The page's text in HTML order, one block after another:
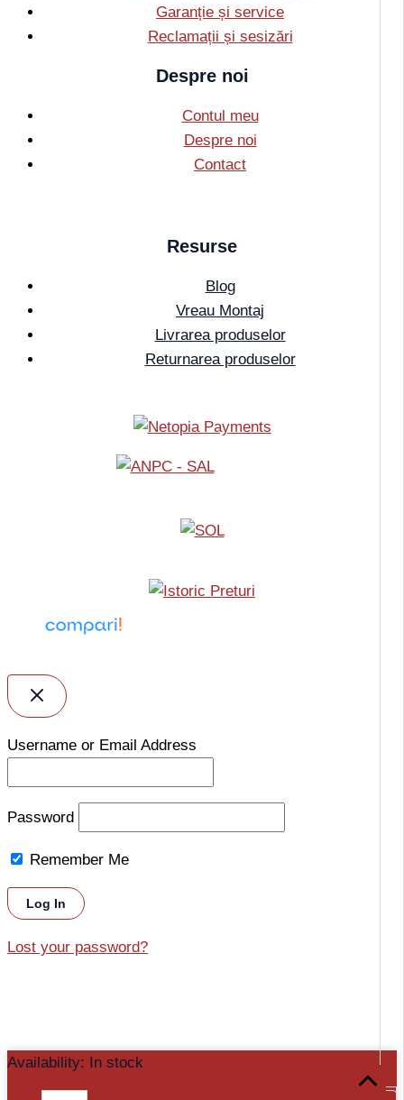
Garanție și service
Reclamații și sesizări
Despre noi
Contul meu
Despre noi
Contact
Resurse
Blog
Vreau Montaj
Livrarea produselor
Returnarea produselor
Username or Email Address
Password
Remember Me
Lost your password?
Availability: In stock
Cameră
Scroll